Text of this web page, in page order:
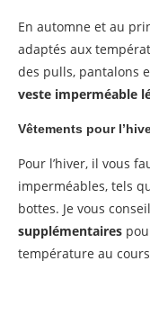
En automne et au
adaptés aux
des pulls, pantalons
veste imperméable
Vêtements pour
Pour l’hiver, il vous
imperméables, tels
bottes. Je vous
supplémentaires
température au